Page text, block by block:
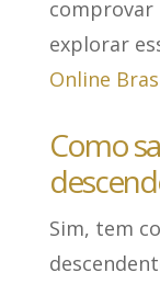
comprovar
explorar
Online
Como
Sim, tem